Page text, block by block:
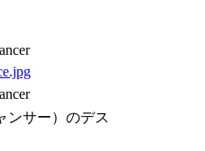
ンサー）のデス